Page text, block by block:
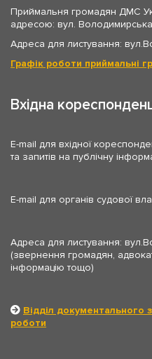
Приймальня громадян ДМС
адресою: вул.
Адреса для листування:
Графік роботи приймальні
Вхідна
E-mail для вхідної
та запитів на публічну
E-mail для органів судової
Адреса для листування:
(звернення громадян,
інформацію тощо)
Відділ документального
роботи